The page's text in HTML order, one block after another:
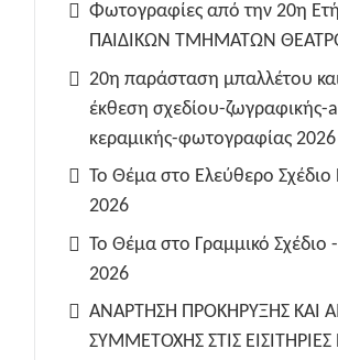
Φωτογραφίες από την 20η
ΠΑΙΔΙΚΩΝ ΤΜΗΜΑΤΩΝ
20η παράσταση μπαλλέτου
έκθεση σχεδίου-ζωγραφικής-
κεραμικής-φωτογραφίας 2026
Το Θέμα στο Ελεύθερο Σχέδιο
2026
Το Θέμα στο Γραμμικό Σχέδιο
2026
ΑΝΑΡΤΗΣΗ ΠΡΟΚΗΡΥΞΗΣ ΚΑΙ
ΣΥΜΜΕΤΟΧΗΣ ΣΤΙΣ ΕΙΣΙΤΗΡΙΕΣ